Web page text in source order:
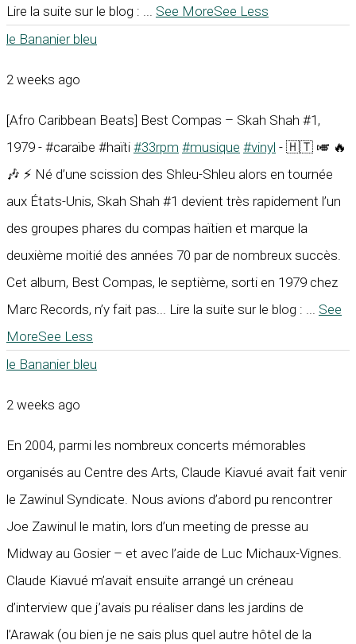
Lire la suite sur le blog : ... See MoreSee Less
le Bananier bleu
2 weeks ago
[Afro Caribbean Beats] Best Compas – Skah Shah #1,
1979 - #caraïbe #haïti #33rpm #musique #vinyl - 🇭🇹 🎺 🔥
🎶 ⚡ Né d’une scission des Shleu-Shleu alors en tournée
aux États-Unis, Skah Shah #1 devient très rapidement l’un
des groupes phares du compas haïtien et marque la
deuxième moitié des années 70 par de nombreux succès.
Cet album, Best Compas, le septième, sorti en 1979 chez
Marc Records, n’y fait pas... Lire la suite sur le blog : ... See
MoreSee Less
le Bananier bleu
2 weeks ago
En 2004, parmi les nombreux concerts mémorables
organisés au Centre des Arts, Claude Kiavué avait fait venir
le Zawinul Syndicate. Nous avions d’abord pu rencontrer
Joe Zawinul le matin, lors d’un meeting de presse au
Midway au Gosier – et avec l’aide de Luc Michaux-Vignes.
Claude Kiavué m’avait ensuite arrangé un créneau
d’interview que j’avais pu réaliser dans les jardins de
l’Arawak (ou bien je ne sais plus quel autre hôtel de la